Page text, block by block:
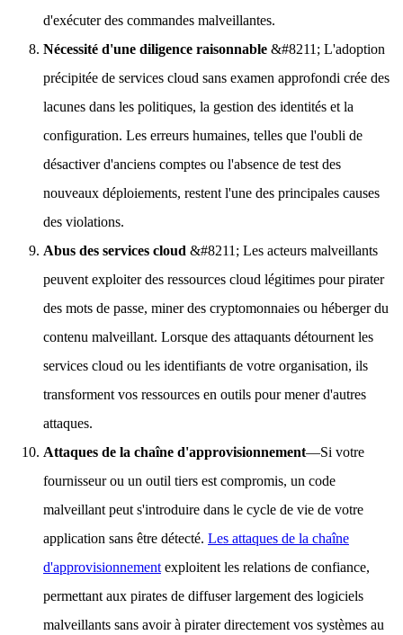
d'exécuter des commandes malveillantes.
Nécessité d'une diligence raisonnable &#8211; L'adoption
précipitée de services cloud sans examen approfondi crée des
lacunes dans les politiques, la gestion des identités et la
configuration. Les erreurs humaines, telles que l'oubli de
désactiver d'anciens comptes ou l'absence de test des
nouveaux déploiements, restent l'une des principales causes
des violations.
Abus des services cloud &#8211; Les acteurs malveillants
peuvent exploiter des ressources cloud légitimes pour pirater
des mots de passe, miner des cryptomonnaies ou héberger du
contenu malveillant. Lorsque des attaquants détournent les
services cloud ou les identifiants de votre organisation, ils
transforment vos ressources en outils pour mener d'autres
attaques.
Attaques de la chaîne d'approvisionnement—Si votre
fournisseur ou un outil tiers est compromis, un code
malveillant peut s'introduire dans le cycle de vie de votre
application sans être détecté. Les attaques de la chaîne
d'approvisionnement exploitent les relations de confiance,
permettant aux pirates de diffuser largement des logiciels
malveillants sans avoir à pirater directement vos systèmes au